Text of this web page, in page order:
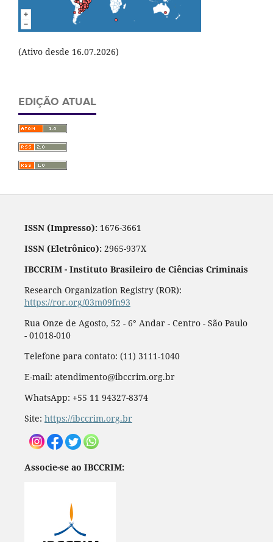
(Ativo desde 16.07.2026)
EDIÇÃO ATUAL
ISSN (Impresso):1676-3661
ISSN (Eletrônico):2965-937X
IBCCRIM - Instituto Brasileiro de Ciências Criminais
Research Organization Registry (ROR):
https://ror.org/03m09fn93
Rua Onze de Agosto, 52 - 6° Andar - Centro - São Paulo
- 01018-010
Telefone para contato: (11) 3111-1040
E-mail: atendimento@ibccrim.org.br
WhatsApp: +55 11 94327-8374
Site: https://ibccrim.org.br
Associe-se ao IBCCRIM: